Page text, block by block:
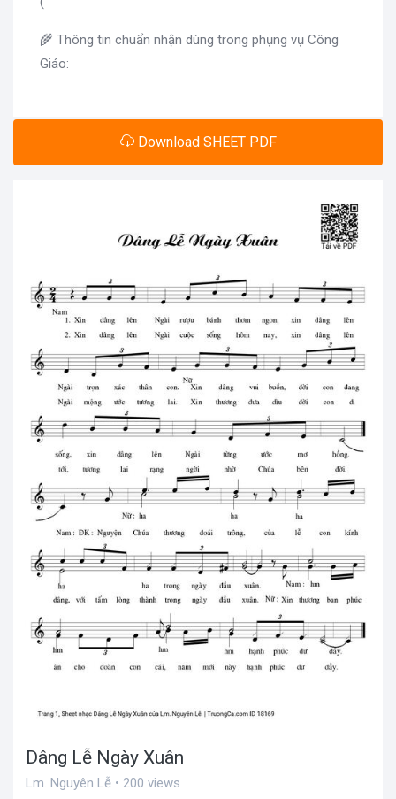
🌾 Thông tin chuẩn nhận dùng trong phụng vụ Công
Giáo:
Download SHEET PDF
Dâng Lễ Ngày Xuân
Lm. Nguyên Lễ • 200 views